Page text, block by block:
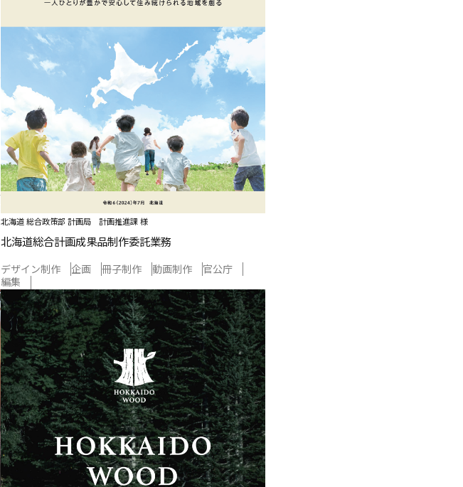
北海道 総合政策部 計画局 計画推進課 様
北海道総合計画成果品制作委託業務
デザイン制作 企画 冊子制作 動画制作
官公庁
編集